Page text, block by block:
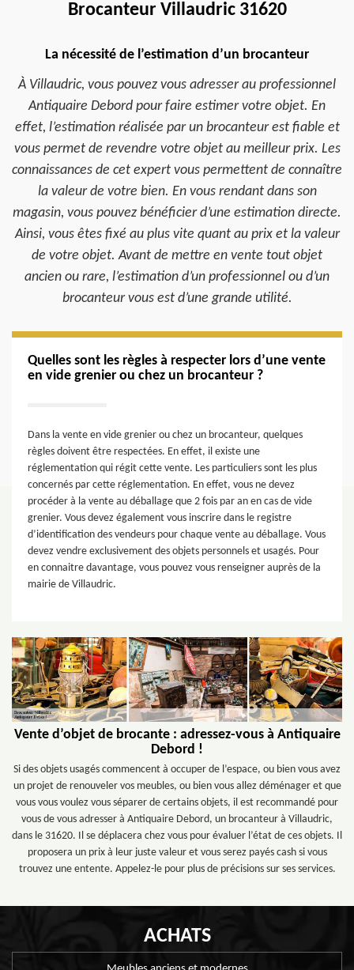
Brocanteur Villaudric 31620
La nécessité de l’estimation d’un brocanteur
À Villaudric, vous pouvez vous adresser au professionnel
Antiquaire Debord pour faire estimer votre objet. En
effet, l’estimation réalisée par un brocanteur est fiable et
vous permet de revendre votre objet au meilleur prix. Les
connaissances de cet expert vous permettent de connaître
la valeur de votre bien. En vous rendant dans son
magasin, vous pouvez bénéficier d’une estimation directe.
Ainsi, vous êtes fixé au plus vite quant au prix et la valeur
de votre objet. Avant de mettre en vente tout objet
ancien ou rare, l’estimation d’un professionnel ou d’un
brocanteur vous est d’une grande utilité.
Quelles sont les règles à respecter lors d’une vente
en vide grenier ou chez un brocanteur ?
Dans la vente en vide grenier ou chez un brocanteur, quelques
règles doivent être respectées. En effet, il existe une
réglementation qui régit cette vente. Les particuliers sont les plus
concernés par cette réglementation. En effet, vous ne devez
procéder à la vente au déballage que 2 fois par an en cas de vide
grenier. Vous devez également vous inscrire dans le registre
d’identification des vendeurs pour chaque vente au déballage. Vous
devez vendre exclusivement des objets personnels et usagés. Pour
en connaitre davantage, vous pouvez vous renseigner auprès de la
mairie de Villaudric.
Vente d’objet de brocante : adressez-vous à Antiquaire
Debord !
Si des objets usagés commencent à occuper de l’espace, ou bien vous avez
un projet de renouveler vos meubles, ou bien vous allez déménager et que
vous vous voulez vous séparer de certains objets, il est recommandé pour
vous de vous adresser à Antiquaire Debord, un brocanteur à Villaudric,
dans le 31620. Il se déplacera chez vous pour évaluer l’état de ces objets. Il
proposera un prix à leur juste valeur et vous serez payés cash si vous
trouvez une entente. Appelez-le pour plus de précisions sur ses services.
ACHATS